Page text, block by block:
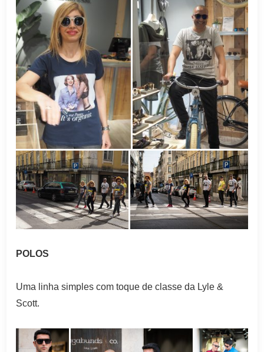
POLOS
Uma linha simples com toque de classe da Lyle &
Scott.